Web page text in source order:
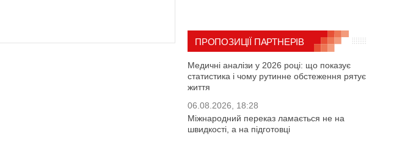
ПРОПОЗИЦІЇ ПАРТНЕРІВ
Медичні аналізи у 2026 році: що показує
статистика і чому рутинне обстеження рятує
життя
06.08.2026, 18:28
Міжнародний переказ ламається не на
швидкості, а на підготовці